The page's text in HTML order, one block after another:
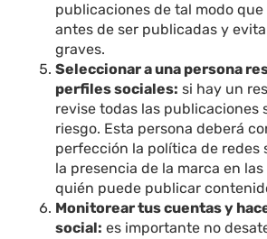
publicaciones de tal modo
antes de ser publicadas y
graves.
Seleccionar a una persona
perfiles sociales: si hay un
revise todas las publicaciones
riesgo. Esta persona deberá
perfección la política de redes
la presencia de la marca en
quién puede publicar
Monitorear tus cuentas y
social: es importante no